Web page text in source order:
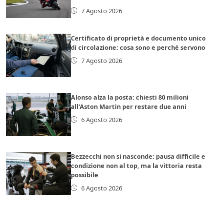
7 Agosto 2026
Certificato di proprietà e documento unico
di circolazione: cosa sono e perché servono
7 Agosto 2026
Alonso alza la posta: chiesti 80 milioni
all’Aston Martin per restare due anni
6 Agosto 2026
Bezzecchi non si nasconde: pausa difficile e
condizione non al top, ma la vittoria resta
possibile
6 Agosto 2026